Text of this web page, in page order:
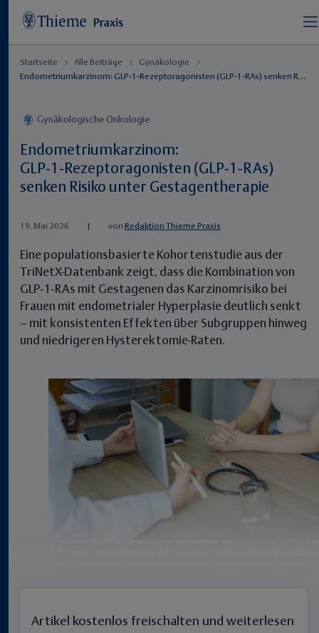
Startseite Alle Beiträge
Gynäkologie
Endometriumkarzinom: GLP‑1‑Rezeptoragonisten (GLP‑1‑RAs) senken Risiko unter Gestagentherapie
Gynäkologische Onkologie
Endometriumkarzinom:
GLP‑1‑Rezeptoragonisten (GLP‑1‑RAs)
senken Risiko unter Gestagentherapie
19. Mai 2026 von Redaktion Thieme Praxis
Eine populationsbasierte Kohortenstudie aus der
TriNetX-Datenbank zeigt, dass die Kombination von
GLP‑1‑RAs mit Gestagenen das Karzinomrisiko bei
Frauen mit endometrialer Hyperplasie deutlich senkt
– mit konsistenten Effekten über Subgruppen hinweg
und niedrigeren Hysterektomie-Raten.
Artikel kostenlos freischalten und weiterlesen